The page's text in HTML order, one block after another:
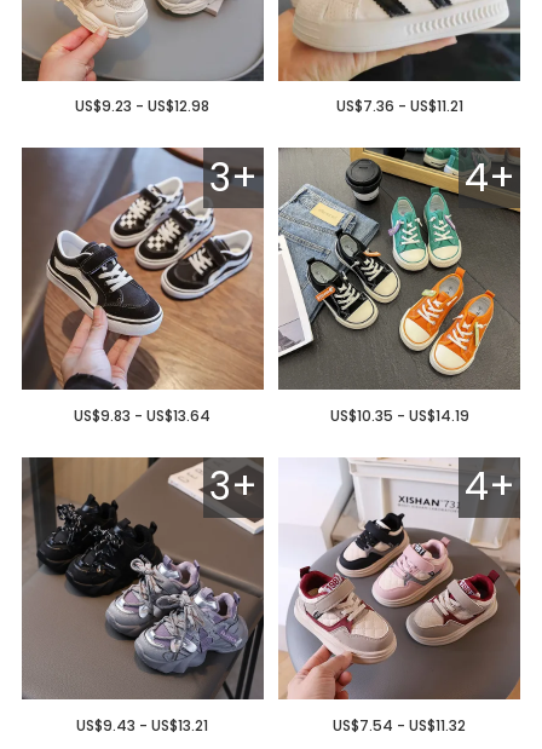
US$9.23 - US$12.98 US$7.36 - US$11.21
3+
US$9.83 - US$13.64
4+
US$10.35 - US$14.19
3+
US$9.43 - US$13.21
4+
US$7.54 - US$11.32